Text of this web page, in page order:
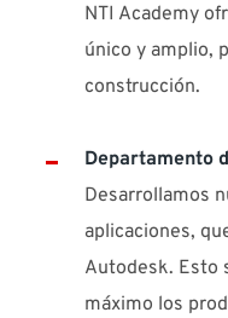
NTI Academy
único y amplio,
construcción.
Departamento
Desarrollamos
aplicaciones,
Autodesk. Esto
máximo los